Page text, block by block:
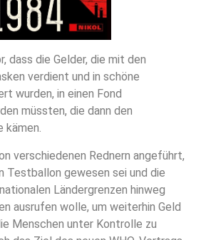
dass die Gelder, die mit den
verdient und in schöne
wurden, in einen Fond
müssten, die dann den
kämen.
verschiedenen Rednern angeführt,
Testballon gewesen sei und die
Ländergrenzen hinweg
ausrufen wolle, um weiterhin Geld
Menschen unter Kontrolle zu